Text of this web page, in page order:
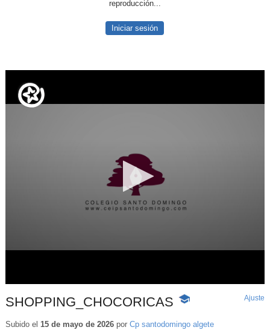
reproducción...
Iniciar sesión
SHOPPING_CHOCORICAS
-
educativo
Ajuste
Subido el 15 de mayo de 2026por Cp santodomingo algete